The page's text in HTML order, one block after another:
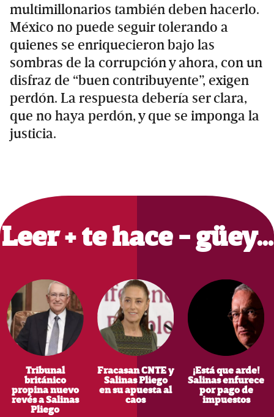
multimillonarios también deben hacerlo.
México no puede seguir tolerando a
quienes se enriquecieron bajo las
sombras de la corrupción y ahora, con un
disfraz de “buen contribuyente”, exigen
perdón. La respuesta debería ser clara,
que no haya perdón, y que se imponga la
justicia.
Primary
Sidebar
Leer + te hace - güey…
Tribunal
británico
propina nuevo
revés a Salinas
Pliego
Fracasan CNTE y
Salinas Pliego
en su apuesta al
caos
¡Está que arde!
Salinas enfurece
por pago de
impuestos